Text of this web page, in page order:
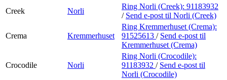
Creek
Norli
Ring Norli (Creek): 91183932
/ Send e-post til Norli (Creek)
Crema Kremmerhuset
Ring Kremmerhuset (Crema):
91525613 / Send e-post til
Kremmerhuset (Crema)
Crocodile Norli
Ring Norli (Crocodile):
91183932 / Send e-post til
Norli (Crocodile)